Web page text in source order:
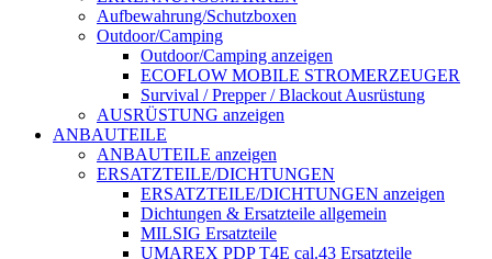
Aufbewahrung/Schutzboxen
Outdoor/Camping
Outdoor/Camping anzeigen
ECOFLOW MOBILE STROMERZEUGER
Survival / Prepper / Blackout Ausrüstung
AUSRÜSTUNG anzeigen
ANBAUTEILE
ANBAUTEILE anzeigen
ERSATZTEILE/DICHTUNGEN
ERSATZTEILE/DICHTUNGEN anzeigen
Dichtungen & Ersatzteile allgemein
MILSIG Ersatzteile
UMAREX PDP T4E cal.43 Ersatzteile